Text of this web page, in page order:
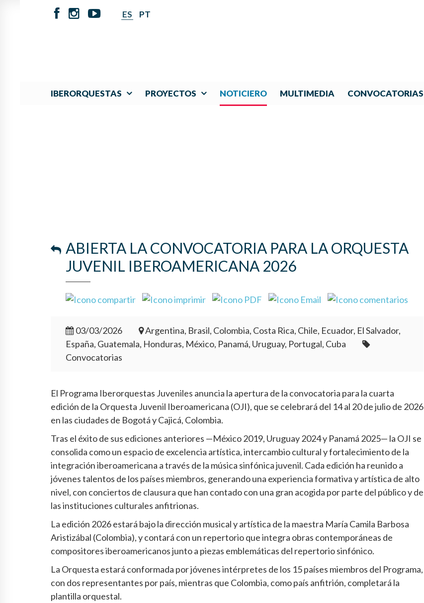
ES PT
IBERORQUESTAS PROYECTOS NOTICIERO MULTIMEDIA CONVOCATORIAS
ABIERTA LA CONVOCATORIA PARA LA ORQUESTA
JUVENIL IBEROAMERICANA 2026
03/03/2026
Argentina, Brasil, Colombia, Costa Rica, Chile, Ecuador, El Salvador,
España, Guatemala, Honduras, México, Panamá, Uruguay, Portugal, Cuba
Convocatorias
El Programa Iberorquestas Juveniles anuncia la apertura de la convocatoria para la cuarta
edición de la Orquesta Juvenil Iberoamericana (OJI), que se celebrará del 14 al 20 de julio de 2026
en las ciudades de Bogotá y Cajicá, Colombia.
Tras el éxito de sus ediciones anteriores —México 2019, Uruguay 2024 y Panamá 2025— la OJI se
consolida como un espacio de excelencia artística, intercambio cultural y fortalecimiento de la
integración iberoamericana a través de la música sinfónica juvenil. Cada edición ha reunido a
jóvenes talentos de los países miembros, generando una experiencia formativa y artística de alto
nivel, con conciertos de clausura que han contado con una gran acogida por parte del público y de
las instituciones culturales anfitrionas.
La edición 2026 estará bajo la dirección musical y artística de la maestra María Camila Barbosa
Aristizábal (Colombia), y contará con un repertorio que integra obras contemporáneas de
compositores iberoamericanos junto a piezas emblemáticas del repertorio sinfónico.
La Orquesta estará conformada por jóvenes intérpretes de los 15 países miembros del Programa,
con dos representantes por país, mientras que Colombia, como país anfitrión, completará la
plantilla orquestal.